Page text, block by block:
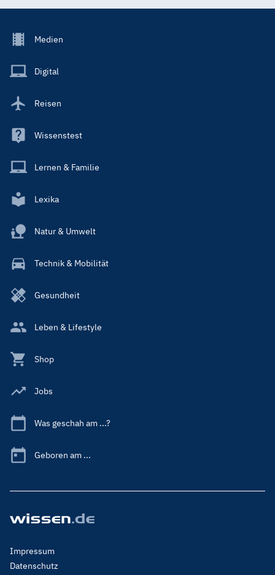
Footer
Main
Medien
Digital
Reisen
Wissenstest
Lernen & Familie
Lexika
Natur & Umwelt
Technik & Mobilität
Gesundheit
Leben & Lifestyle
Shop
Jobs
Was geschah am ...?
Geboren am ...
Footer
Menu
Impressum
Datenschutz